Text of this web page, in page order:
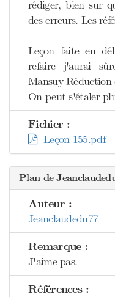
rédiger, bien sur
des erreurs. Les
Leçon faite en
refaire j'aurai
Mansuy Réduction
On peut s'étaler
Fichier :
Leçon 155.pdf
Plan de
Auteur :
Jeanclaudedu77
Remarque :
J'aime pas.
Références :